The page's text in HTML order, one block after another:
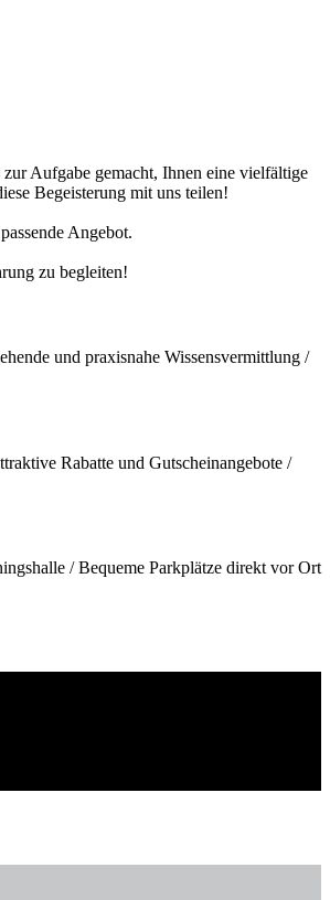
Aufgabe gemacht, Ihnen eine vielfältige
Begeisterung mit uns teilen!
Angebot.
zu begleiten!
und praxisnahe Wissensvermittlung /
Rabatte und Gutscheinangebote /
/ Bequeme Parkplätze direkt vor Ort